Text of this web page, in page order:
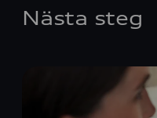
Nästa steg